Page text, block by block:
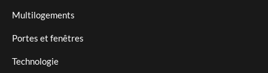
Multilogements
Portes et fenêtres
Technologie